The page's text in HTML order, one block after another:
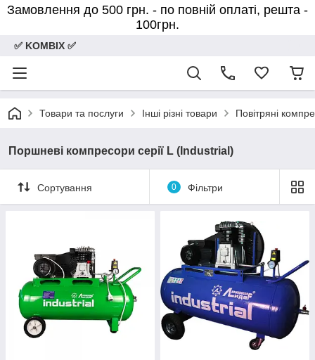
Замовлення до 500 грн. - по повній оплаті, решта -
100грн.
✅ KOMBIX ✅
Товари та послуги Інші різні товари Повітряні
Поршневі компресори серії L (Industrial)
Сортування 0 Фільтри